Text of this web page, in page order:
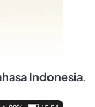
Indonesia.